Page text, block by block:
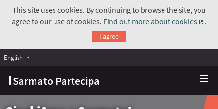
This site uses cookies. By continuing to browse the site, you
agree to our use of cookies. Find out more about cookies
.
I agree
Sarmato Partecipa
English Choose language